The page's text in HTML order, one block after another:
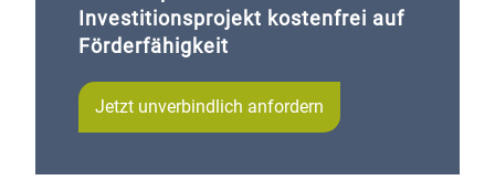
Investitionsprojekt kostenfrei auf
Förderfähigkeit
Jetzt unverbindlich anfordern